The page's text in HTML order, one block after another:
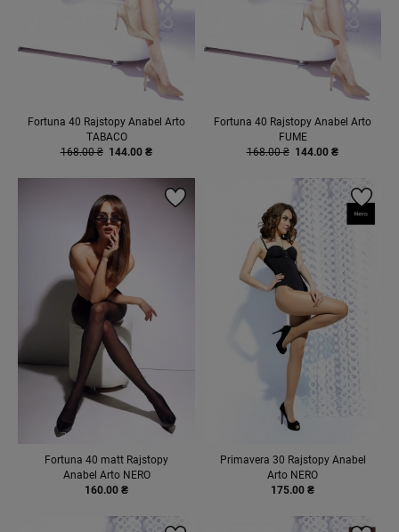
Fortuna 40 Rajstopy Anabel Arto
TABACO
168.00 ₴ 144.00 ₴
Fortuna 40 Rajstopy Anabel Arto
FUME
168.00 ₴ 144.00 ₴
Fortuna 40 matt Rajstopy
Anabel Arto NERO
160.00 ₴
Primavera 30 Rajstopy Anabel
Arto NERO
175.00 ₴